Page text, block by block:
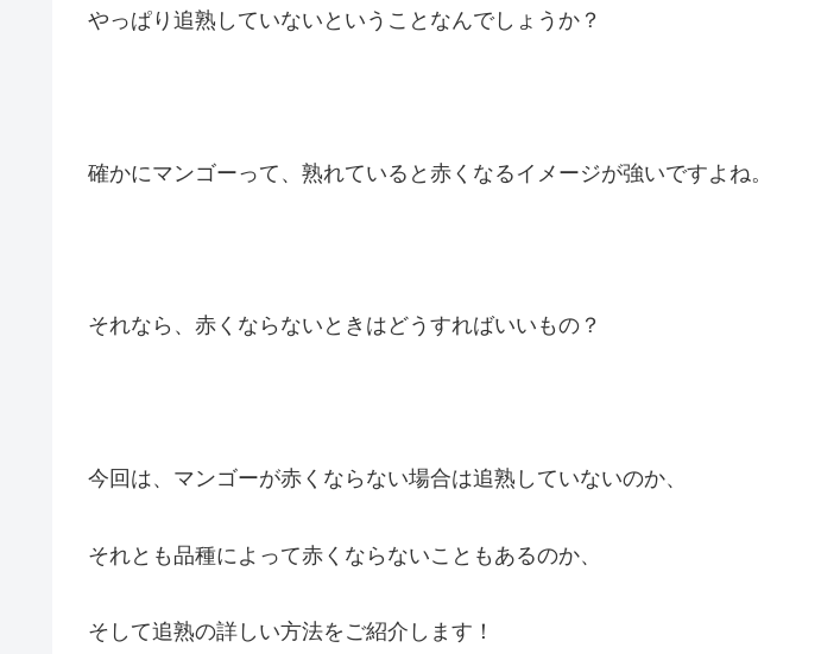
やっぱり追熟していないということなんでしょうか？
確かにマンゴーって、熟れていると赤くなるイメージが強いですよね。
それなら、赤くならないときはどうすればいいもの？
今回は、マンゴーが赤くならない場合は追熟していないのか、
それとも品種によって赤くならないこともあるのか、
そして追熟の詳しい方法をご紹介します！